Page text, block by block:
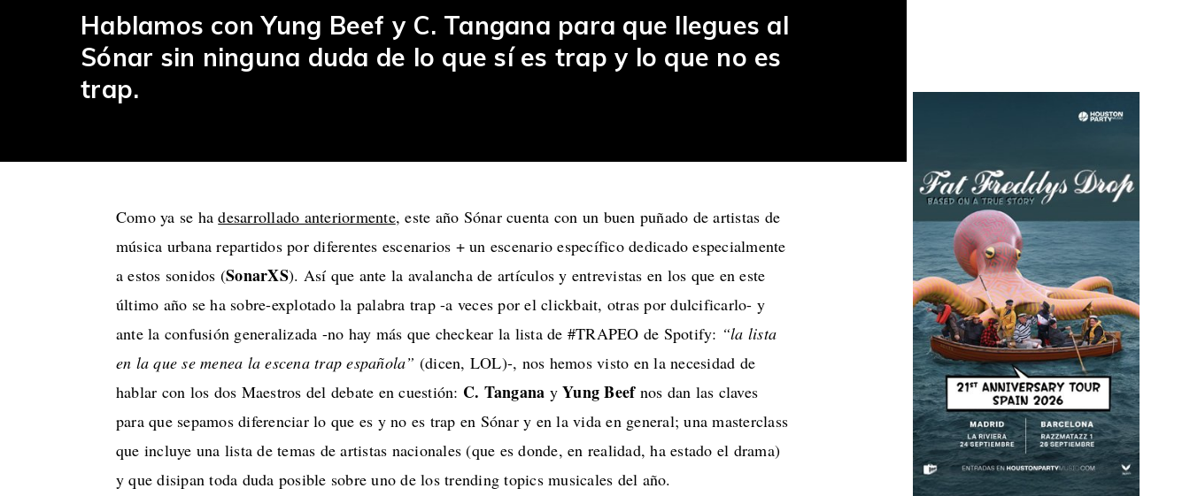
Hablamos con Yung Beef y C. Tangana para que llegues al
Sónar sin ninguna duda de lo que sí es trap y lo que no es
trap.
Como ya se hadesarrollado anteriormente, este año Sónar cuenta con un buen puñado de artistas de
música urbana repartidos por diferentes escenarios + un escenario específico dedicado especialmente
a estos sonidos (SonarXS). Así que ante la avalancha de artículos y entrevistas en los que en este
último año se ha sobre-explotado la palabra trap -a veces por el clickbait, otras por dulcificarlo- y
ante la confusión generalizada -no hay más que checkear la lista de #TRAPEO de Spotify: “la lista
en la que se menea la escena trap española” (dicen, LOL)-, nos hemos visto en la necesidad de
hablar con los dos Maestros del debate en cuestión: C. Tangana y Yung Beefnos dan las claves
para que sepamos diferenciar lo que es y no es trap en Sónar y en la vida en general; una masterclass
que incluye una lista de temas de artistas nacionales (que es donde, en realidad, ha estado el drama)
y que disipan toda duda posible sobre uno de los trending topics musicales del año.